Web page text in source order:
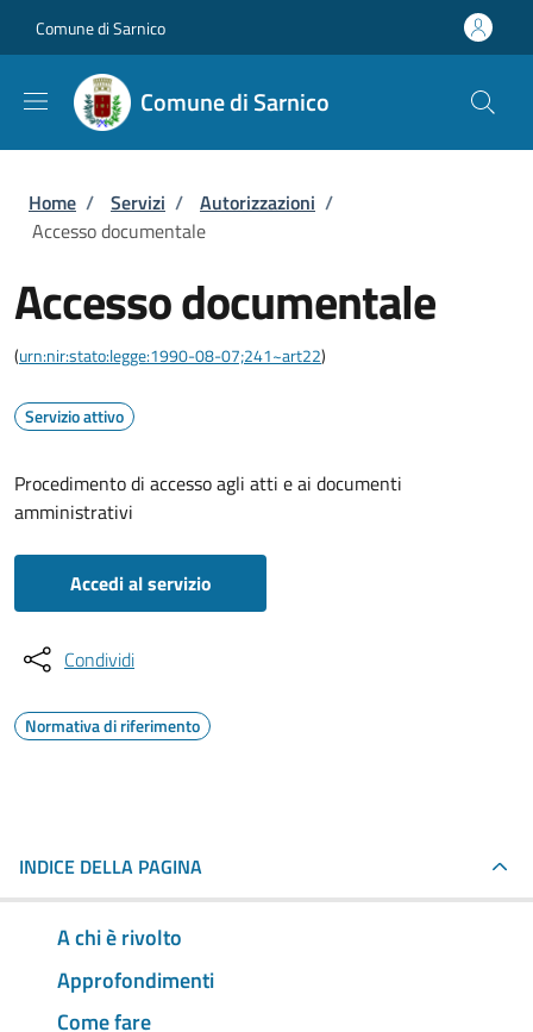
Comune di Sarnico
Comune di Sarnico
Briciole di pane
Home / Servizi / Autorizzazioni /
Accesso documentale
Accesso documentale
(urn:nir:stato:legge:1990-08-07;241~art22)
Servizio attivo
Procedimento di accesso agli atti e ai documenti
amministrativi
Accedi al servizio
Condividi
Normativa di riferimento
INDICE DELLA PAGINA
A chi è rivolto
Approfondimenti
Come fare